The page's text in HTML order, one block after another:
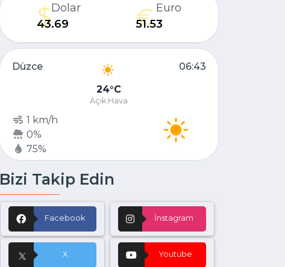
Dolar
43.69
Euro
51.53
Düzce
06:43
24 C
Açık Hava
1 km/h
0%
75%
Bizi Takip Edin
Facebook İnstagram
X Youtube